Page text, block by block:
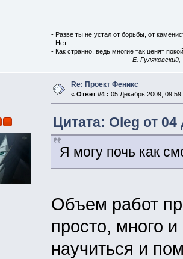
- Разве ты не устал от борьбы, от
- Нет.
- Как странно, ведь многие так ценят
E.
Re: Проект Феникс
« Ответ #4 : 05 Декабрь 2009,
Цитата: Oleg от
Я могу почь как
Объем работ
просто, много
научиться и